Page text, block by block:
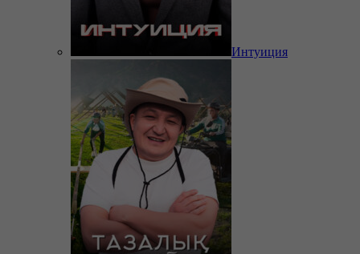
Интуиция